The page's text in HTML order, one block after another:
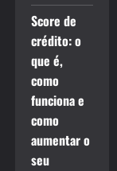
Score de
crédito: o
que é,
como
funciona e
como
aumentar o
seu